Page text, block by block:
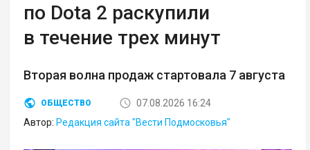
по Dota 2 раскупили
в течение трех минут
Вторая волна продаж стартовала 7 августа
ОБЩЕСТВО
07.08.2026 16:24
Автор: Редакция сайта "Вести Подмосковья"